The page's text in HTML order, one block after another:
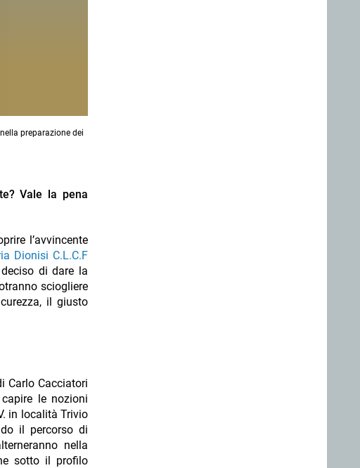
preparazione dei
Vale la pena
l’avvincente
Dionisi C.L.C.F
di dare la
sciogliere
il giusto
Carlo Cacciatori
le nozioni
in località Trivio
il percorso di
nella
sotto il profilo